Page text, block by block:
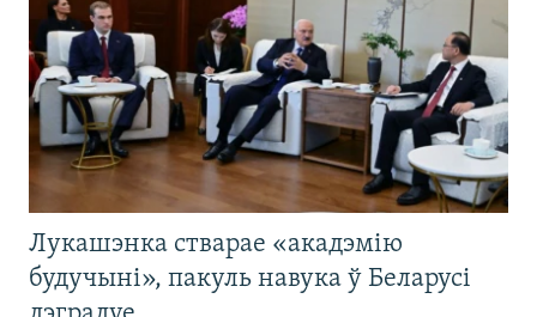
Лукашэнка стварае «акадэмію
будучыні», пакуль навука ў Беларусі